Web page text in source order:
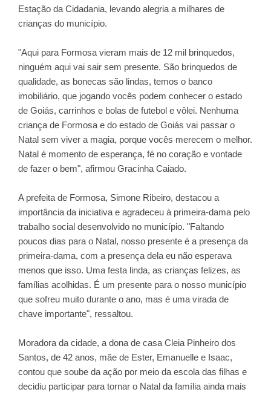
Estação da Cidadania, levando alegria a milhares de
crianças do município.
"Aqui para Formosa vieram mais de 12 mil brinquedos,
ninguém aqui vai sair sem presente. São brinquedos de
qualidade, as bonecas são lindas, temos o banco
imobiliário, que jogando vocês podem conhecer o estado
de Goiás, carrinhos e bolas de futebol e vôlei. Nenhuma
criança de Formosa e do estado de Goiás vai passar o
Natal sem viver a magia, porque vocês merecem o melhor.
Natal é momento de esperança, fé no coração e vontade
de fazer o bem", afirmou Gracinha Caiado.
A prefeita de Formosa, Simone Ribeiro, destacou a
importância da iniciativa e agradeceu à primeira-dama pelo
trabalho social desenvolvido no município. "Faltando
poucos dias para o Natal, nosso presente é a presença da
primeira-dama, com a presença dela eu não esperava
menos que isso. Uma festa linda, as crianças felizes, as
famílias acolhidas. É um presente para o nosso município
que sofreu muito durante o ano, mas é uma virada de
chave importante", ressaltou.
Moradora da cidade, a dona de casa Cleia Pinheiro dos
Santos, de 42 anos, mãe de Ester, Emanuelle e Isaac,
contou que soube da ação por meio da escola das filhas e
decidiu participar para tornar o Natal da família ainda mais